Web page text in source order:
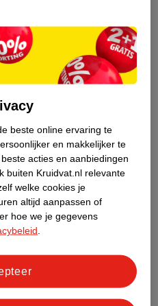
lees je of het product
dan meestal omschreven
squalane is de officiële
of Cosmetic
internationale naam
1). Hierdoor kom je in
squalane tegen.
beste online ervaring te
en makkelijker te
acties en aanbiedingen
buiten Kruidvat.nl relevante
welke cookies je
altijd aanpassen of
hoe we je gegevens